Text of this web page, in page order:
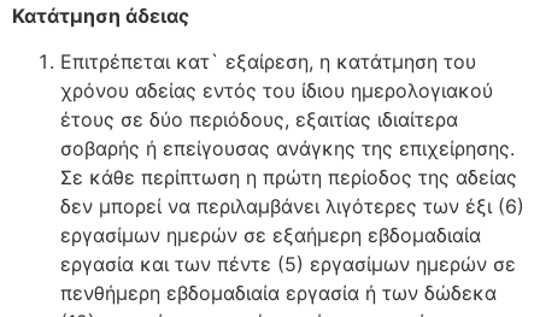
Κατάτμηση άδειας
Επιτρέπεται κατ` εξαίρεση, η κατάτμηση του
χρόνου αδείας εντός του ίδιου ημερολογιακού
έτους σε δύο περιόδους, εξαιτίας ιδιαίτερα
σοβαρής ή επείγουσας ανάγκης της επιχείρησης.
Σε κάθε περίπτωση η πρώτη περίοδος της αδείας
δεν μπορεί να περιλαμβάνει λιγότερες των έξι (6)
εργασίμων ημερών σε εξαήμερη εβδομαδιαία
εργασία και των πέντε (5) εργασίμων ημερών σε
πενθήμερη εβδομαδιαία εργασία ή των δώδεκα